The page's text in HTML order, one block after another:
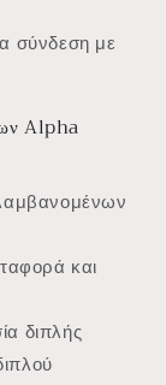
σύνδεση με
Alpha
και
διπλής